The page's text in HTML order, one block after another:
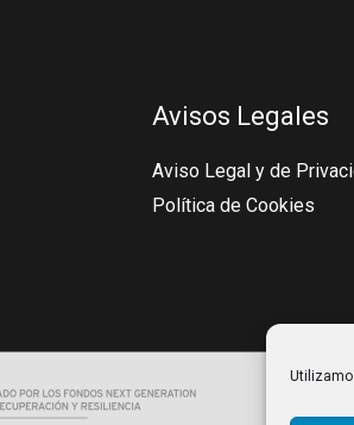
Avisos Legales
Aviso Legal y de
Política de Cookies